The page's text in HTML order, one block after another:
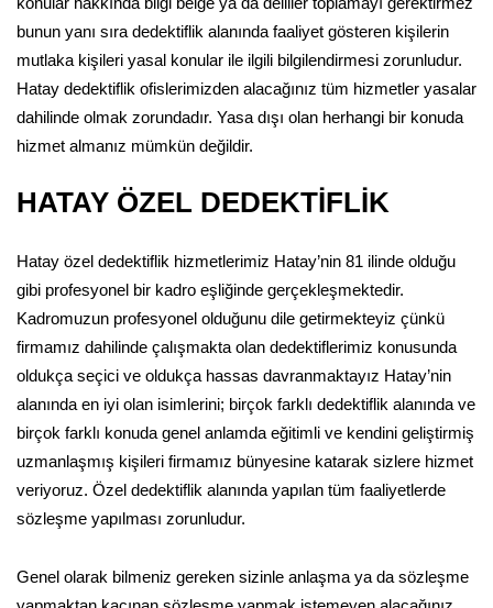
bunun yanı sıra dedektiflik alanında faaliyet gösteren kişilerin
mutlaka kişileri yasal konular ile ilgili bilgilendirmesi zorunludur.
Hatay dedektiflik ofislerimizden alacağınız tüm hizmetler yasalar
dahilinde olmak zorundadır. Yasa dışı olan herhangi bir konuda
hizmet almanız mümkün değildir.
HATAY ÖZEL DEDEKTİFLİK
Hatay özel dedektiflik hizmetlerimiz Hatay’nin 81 ilinde olduğu
gibi profesyonel bir kadro eşliğinde gerçekleşmektedir.
Kadromuzun profesyonel olduğunu dile getirmekteyiz çünkü
firmamız dahilinde çalışmakta olan dedektiflerimiz konusunda
oldukça seçici ve oldukça hassas davranmaktayız Hatay’nin
alanında en iyi olan isimlerini; birçok farklı dedektiflik alanında ve
birçok farklı konuda genel anlamda eğitimli ve kendini geliştirmiş
uzmanlaşmış kişileri firmamız bünyesine katarak sizlere hizmet
veriyoruz. Özel dedektiflik alanında yapılan tüm faaliyetlerde
sözleşme yapılması zorunludur.
Genel olarak bilmeniz gereken sizinle anlaşma ya da sözleşme